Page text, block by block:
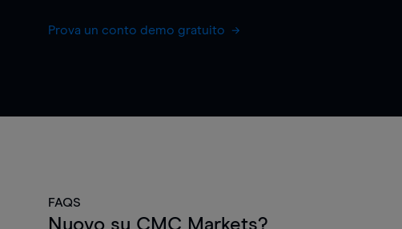
Prova un conto demo gratuito
FAQS
Nuovo su CMC Markets?